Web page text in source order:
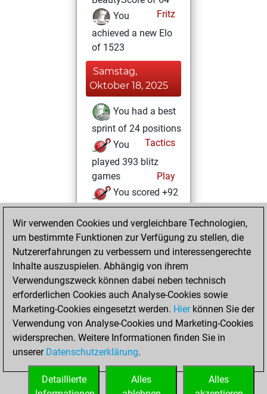
Fritz
You
achieved a new Elo
of 1523
Samstag,
Oktober 18, 2025
You had a best
sprint of 24 positions
Tactics
You
played 393 blitz
games
Play
You scored +92
=19 -282 in blitz
Dienstag,
Februar 25, 2025
You created
your Studies account
Studies
Freitag,
Januar 7, 2022
You created
your Fritz account
Wir verwenden Cookies und vergleichbare Technologien,
um bestimmte Funktionen zur Verfügung zu stellen, die
Nutzererfahrungen zu verbessern und interessengerechte
Inhalte auszuspielen. Abhängig von ihrem
Verwendungszweck können dabei neben technisch
erforderlichen Cookies auch Analyse-Cookies sowie
Marketing-Cookies eingesetzt werden. Hierkönnen Sie der
Verwendung von Analyse-Cookies und Marketing-Cookies
widersprechen. Weitere Informationen finden Sie in
unserer Datenschutzerklärung.
Alles
Alles
Detaillierte